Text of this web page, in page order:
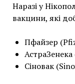
Наразі у
вакцини, які
Пфайзер
Сіновак